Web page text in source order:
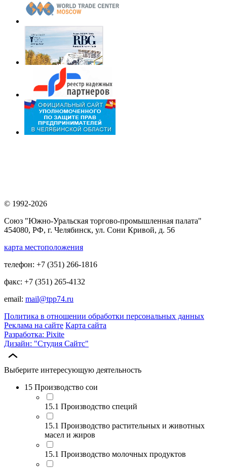
© 1992-2026
Союз "Южно-Уральская торгово-промышленная палата"
454080, РФ, г. Челябинск, ул. Сони Кривой, д. 56
карта местоположения
телефон: +7 (351) 266-1816
факс: +7 (351) 265-4132
email: mail@tpp74.ru
Политика в отношении обработки персональных данных
Реклама на сайте Карта сайта
Разработка: Pixite
Дизайн: "Студия Сайтс"
Выберите интересующую деятельность
15 Производство сои
15.1 Производство специй
15.1 Производство растительных и животных
масел и жиров
15.1 Производство молочных продуктов